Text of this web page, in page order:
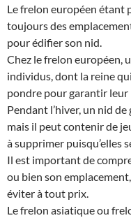
Le frelon européen étant
toujours des
pour édifier son nid.
Chez le frelon européen,
individus, dont la reine
pondre pour garantir
Pendant l’hiver, un nid de
mais il peut contenir de
à supprimer puisqu’elles
Il est important de
ou bien son
éviter à tout prix.
Le frelon asiatique ou